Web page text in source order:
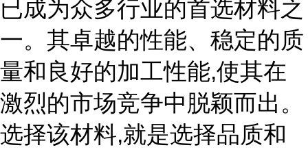
已成为众多行业的首选材料之
一。其卓越的性能、稳定的质
量和良好的加工性能,使其在
激烈的市场竞争中脱颖而出。
选择该材料,就是选择品质和